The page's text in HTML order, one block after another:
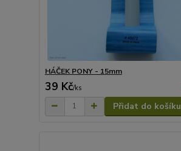
HÁČEK PONY - 15mm
39 Kč/ks
Přidat do košíku